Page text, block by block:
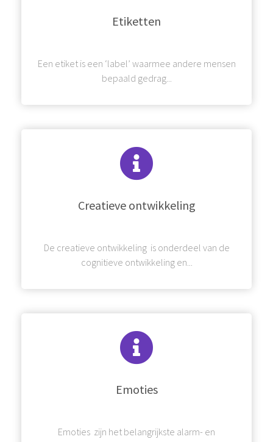
Etiketten
Een etiket is een ‘label’ waarmee andere mensen
bepaald gedrag...
Creatieve ontwikkeling
De creatieve ontwikkeling is onderdeel van de
cognitieve ontwikkeling en...
Emoties
Emoties zijn het belangrijkste alarm- en